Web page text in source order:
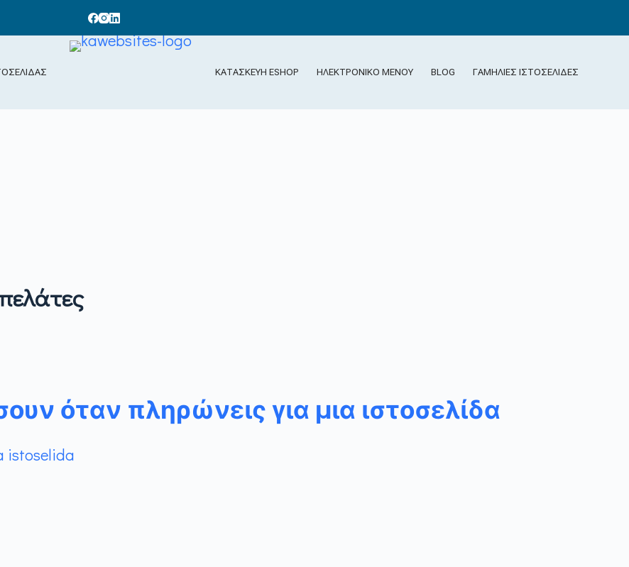
ΚΑΤΑΣΚΕΥΗ ESHOP ΗΛΕΚΤΡΟΝΙΚΟ ΜΕΝΟΥ BLOG ΓΑΜΗΛΙΕΣ ΙΣΤΟΣΕΛΙΔΕΣ
όταν πληρώνεις για μια ιστοσελίδα